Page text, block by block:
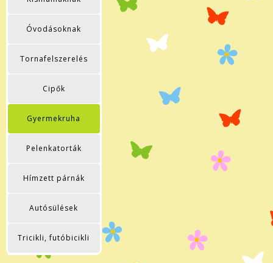
Óvodásoknak
Tornafelszerelés
Cipők
Gyermekruha
Pelenkatorták
Hímzett párnák
Autósülések
Tricikli, futóbicikli